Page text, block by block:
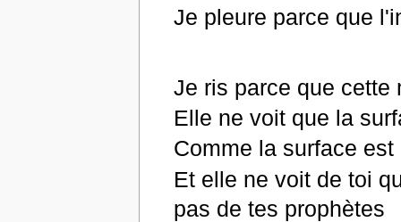
Je pleure parce que
Je ris parce que cette
Elle ne voit que la
Comme la surface
Et elle ne voit de toi
pas de tes prophètes